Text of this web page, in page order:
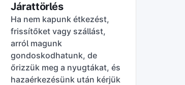
Járattörlés
Ha nem kapunk étkezést,
frissítőket vagy szállást,
arról magunk
gondoskodhatunk, de
őrizzük meg a nyugtákat, és
hazaérkezésünk után kérjük